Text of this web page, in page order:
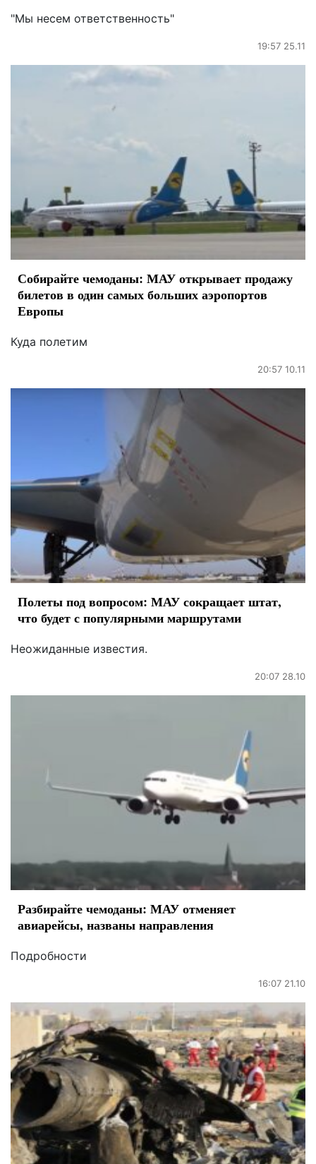
"Мы несем ответственность"
19:57 25.11
Собирайте чемоданы: МАУ открывает продажу
билетов в один самых больших аэропортов
Европы
Куда полетим
20:57 10.11
Полеты под вопросом: МАУ сокращает штат,
что будет с популярными маршрутами
Неожиданные известия.
20:07 28.10
Разбирайте чемоданы: МАУ отменяет
авиарейсы, названы направления
Подробности
16:07 21.10